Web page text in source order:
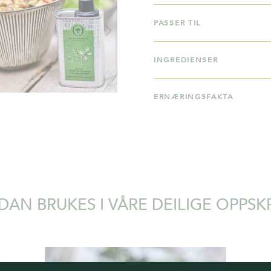
PASSER TIL
INGREDIENSER
ERNÆRINGSFAKTA
BRUKES I VÅRE DEILIGE